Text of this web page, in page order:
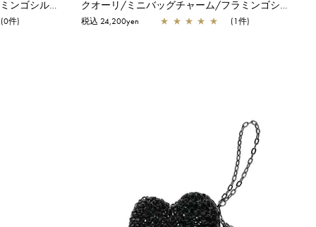
クオーリ/ホワイトシルバー×フラミンゴシルバー
(0件)
クオーリ/ミニバッグチャーム/フラミンゴシルバー
税込 24,200yen ★ ★ ★ ★ ★ (1件)